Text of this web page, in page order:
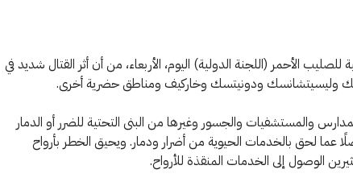
الأحمر (اللجنة الدولية) اليوم، الأربعاء، من أن أثر القتال شديد في
وليسيتشانسك ودونيتسك وخاركيف ومناطق حضرية أخرى.
والمستشفيات والجسور وغيرها من البنى التحتية للضرر أو الدمار
عما لحق بالخدمات الحيوية من أضرار ودمار. ويحيق الخطر بأرواح
الوصول إلى الخدمات المنقذة للأرواح.